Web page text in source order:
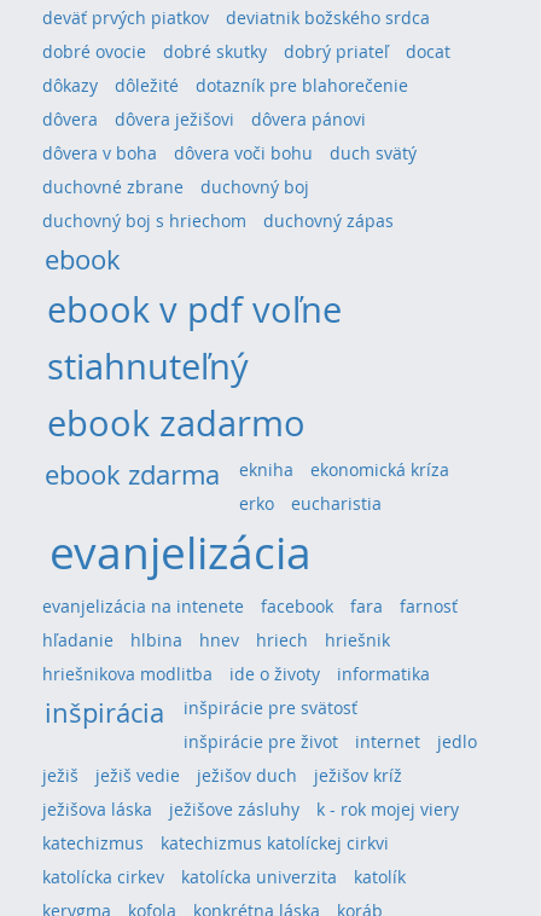
deväť prvých piatkov
deviatnik božského srdca
dobré ovocie
dobré skutky dobrý priateľ
docat
dôkazy
dôležité
dotazník pre blahorečenie
dôvera
dôvera ježišovi
dôvera pánovi
dôvera v boha
dôvera voči bohu
duch svätý
duchovné zbrane
duchovný boj
duchovný boj s hriechom
duchovný zápas
ebook
ebook v pdf voľne
stiahnuteľný
ebook zadarmo
ebook zdarma ekniha
ekonomická kríza
erko
eucharistia
evanjelizácia
evanjelizácia na intenete facebook fara
farnosť
hľadanie
hlbina hnev hriech
hriešnik
hriešnikova modlitba
ide o životy informatika
inšpirácia
inšpirácie pre svätosť
inšpirácie pre život
internet
jedlo
ježiš
ježiš vedie ježišov duch
ježišov kríž
ježišova láska
ježišove zásluhy
k - rok mojej viery
katechizmus
katechizmus katolíckej cirkvi
katolícka cirkev
katolícka univerzita
katolík
kerygma
kofola konkrétna láska
koráb